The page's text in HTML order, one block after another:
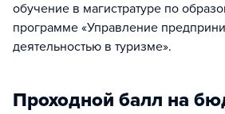
обучение в магистратуре по
программе «Управление
деятельностью в туризме».
Проходной балл на